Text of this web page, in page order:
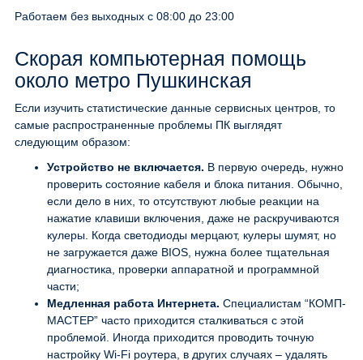
Работаем без выходных с 08:00 до 23:00
Скорая компьютерная помощь
около метро Пушкинская
Если изучить статистические данные сервисных центров, то
самые распространенные проблемы ПК выглядят
следующим образом:
Устройство не включается. В первую очередь, нужно
проверить состояние кабеля и блока питания. Обычно,
если дело в них, то отсутствуют любые реакции на
нажатие клавиши включения, даже не раскручиваются
кулеры. Когда светодиоды мерцают, кулеры шумят, но
не загружается даже BIOS, нужна более тщательная
диагностика, проверки аппаратной и программной
части;
Медленная работа Интернета. Специалистам “КОМП-
МАСТЕР” часто приходится сталкиваться с этой
проблемой. Иногда приходится проводить точную
настройку Wi-Fi роутера, в других случаях – удалять